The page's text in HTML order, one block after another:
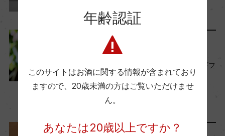
醗酵：シャルマ方式/ステンレスタンク
熟成：ー
年間生産量
ワイン
母の日にワインを贈ろう。ギフ
トに選びたいワイン10選
2025年4月16日
年齢認証
このサイトはお酒に関する情報が含まれており
ますので、 20歳未満の方はご覧いただけませ
ん。
あなたは20歳以上ですか？